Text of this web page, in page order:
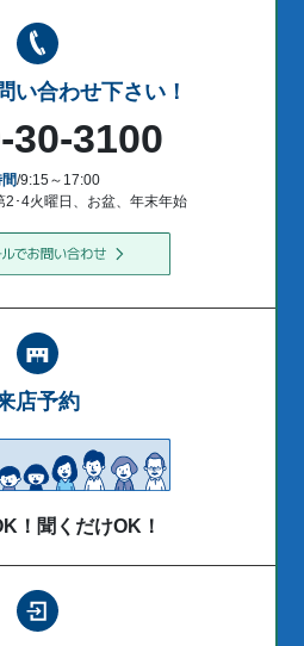
い合わせ下さい！
30-3100
/9:15～17:00
2･4火曜日、お盆、年末年始
店予約
！聞くだけOK！